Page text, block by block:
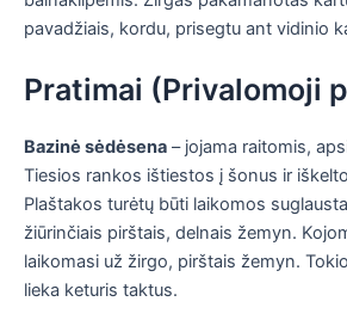
pavadžiais, kordu, prisegtu ant vidinio
Pratimai (Privalomoji
Bazinė sėdėsena – jojama raitomis,
Tiesios rankos ištiestos į šonus ir
Plaštakos turėtų būti laikomos
žiūrinčiais pirštais, delnais žemyn.
laikomasi už žirgo, pirštais žemyn.
lieka keturis taktus.